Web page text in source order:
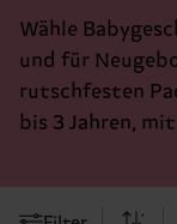
Wähle
und für
rutschfesten
bis 3 Jahren,